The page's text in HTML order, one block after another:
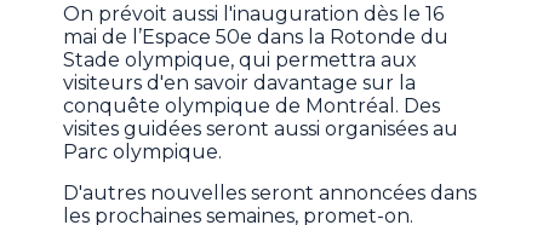
On prévoit aussi l'inauguration dès le 16
mai de l’Espace 50e dans la Rotonde du
Stade olympique, qui permettra aux
visiteurs d'en savoir davantage sur la
conquête olympique de Montréal. Des
visites guidées seront aussi organisées au
Parc olympique.
D'autres nouvelles seront annoncées dans
les prochaines semaines, promet-on.